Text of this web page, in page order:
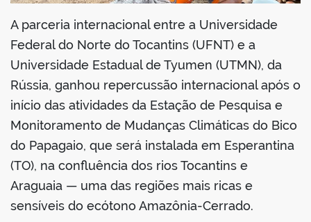
A parceria internacional entre a Universidade
Federal do Norte do Tocantins (UFNT) e a
Universidade Estadual de Tyumen (UTMN), da
Rússia, ganhou repercussão internacional após o
início das atividades da Estação de Pesquisa e
Monitoramento de Mudanças Climáticas do Bico
do Papagaio, que será instalada em Esperantina
(TO), na confluência dos rios Tocantins e
Araguaia — uma das regiões mais ricas e
sensíveis do ecótono Amazônia-Cerrado.